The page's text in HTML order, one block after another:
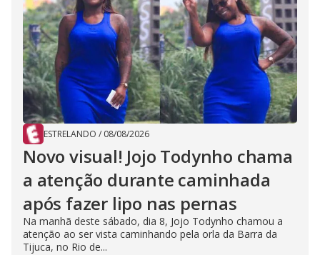
ESTRELANDO / 08/08/2026
Novo visual! Jojo Todynho chama
a atenção durante caminhada
após fazer lipo nas pernas
Na manhã deste sábado, dia 8, Jojo Todynho chamou a
atenção ao ser vista caminhando pela orla da Barra da
Tijuca, no Rio de...